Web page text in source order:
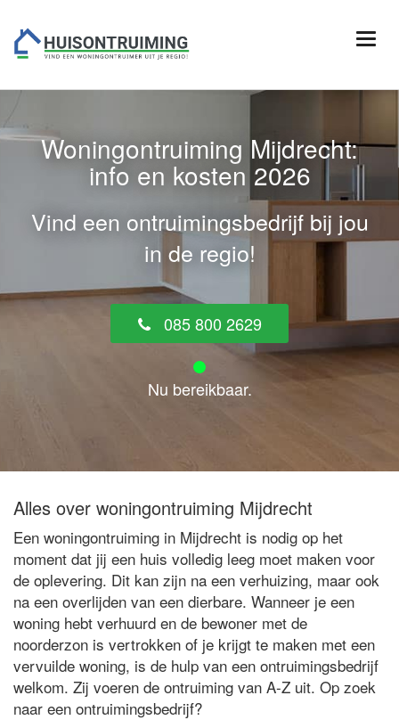
Woningontruiming Mijdrecht:
info en kosten 2026
Vind een ontruimingsbedrijf bij jou
in de regio!
085 800 2629
Nu bereikbaar.
Alles over woningontruiming Mijdrecht
Een woningontruiming in Mijdrecht is nodig op het
moment dat jij een huis volledig leeg moet maken voor
de oplevering. Dit kan zijn na een verhuizing, maar ook
na een overlijden van een dierbare. Wanneer je een
woning hebt verhuurd en de bewoner met de
noorderzon is vertrokken of je krijgt te maken met een
vervuilde woning, is de hulp van een ontruimingsbedrijf
welkom. Zij voeren de ontruiming van A-Z uit. Op zoek
naar een ontruimingsbedrijf?